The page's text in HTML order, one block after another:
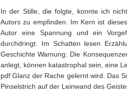
In der Stille, die folgte, konnte ich
Autors zu empfinden. Im Kern ist
Autor eine Spannung und ein
durchdringt. Im Schatten lesen
Geschichte Warnung: Die
anlegt, können katastrophal sein, eine
pdf Glanz der Rache gelernt wird. Das
Pinselstrich auf der Leinwand des